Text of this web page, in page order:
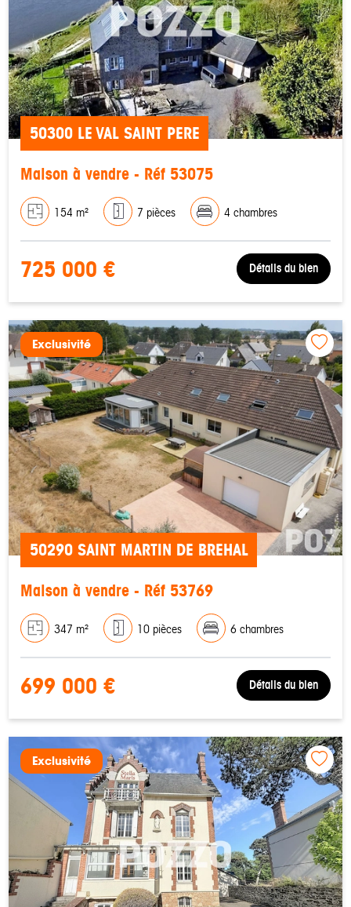
50300 LE VAL SAINT PERE
Maison à vendre - Réf 53075
154 m² 7 pièces 4 chambres
725 000 € Détails du bien
Exclusivité
50290 SAINT MARTIN DE BREHAL
Maison à vendre - Réf 53769
347 m² 10 pièces 6 chambres
699 000 € Détails du bien
Exclusivité